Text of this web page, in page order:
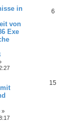
in
von
Exe
6
»
15